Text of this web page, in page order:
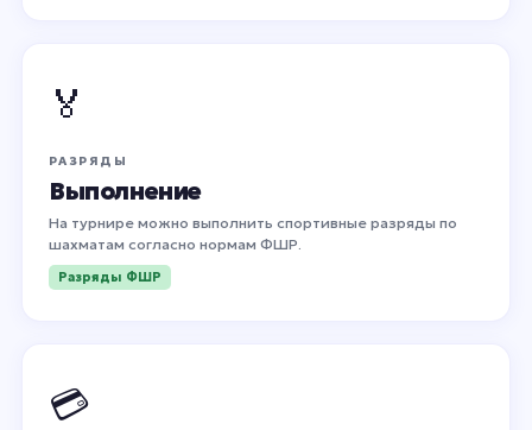
🏅
РАЗРЯДЫ
Выполнение
На турнире можно выполнить спортивные разряды по
шахматам согласно нормам ФШР.
Разряды ФШР
💳